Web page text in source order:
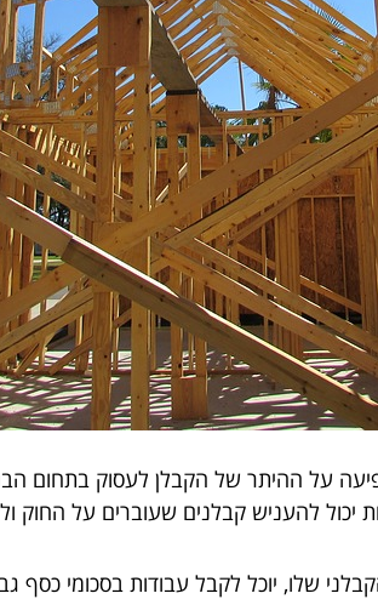
משפיעה על ההיתר של הקבלן לעסוק
שלו, יוכל לקבל עבודות בסכומי כסף